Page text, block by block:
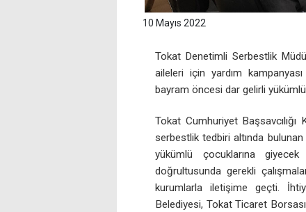
10 Mayıs 2022
Tokat Denetimli Serbestlik
aileleri için yardım
bayram öncesi dar gelirli
Tokat Cumhuriyet Başsavcılığı
serbestlik tedbiri altında
yükümlü çocuklarına
doğrultusunda gerekli
kurumlarla iletişime geçti.
Belediyesi, Tokat Ticaret